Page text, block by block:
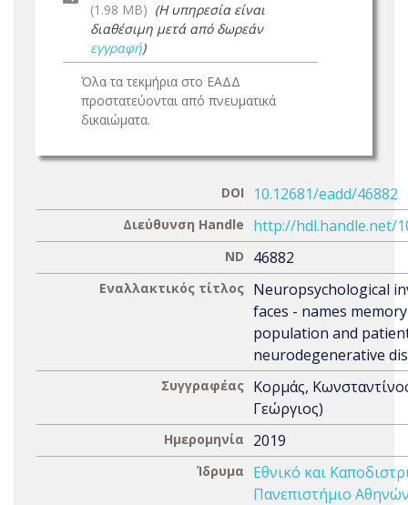
(1.98 MB) (Η υπηρεσία είναι
διαθέσιμη μετά από δωρεάν
εγγραφή)
Όλα τα τεκμήρια στο ΕΑΔΔ
προστατεύονται από πνευματικά
δικαιώματα.
DOI 10.12681/eadd/46882
Διεύθυνση Handle http://hdl.handle.net/
ND 46882
Εναλλακτικός τίτλος Neuropsychological
faces - names
population and
neurodegenerative
Συγγραφέας Κορμάς,
Γεώργιος)
Ημερομηνία 2019
Ίδρυμα
Εθνικό και
Πανεπιστήμιο